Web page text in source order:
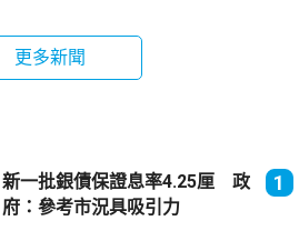
更多新聞
新一批銀債保證息率4.25厘 政
府：參考市況具吸引力
1